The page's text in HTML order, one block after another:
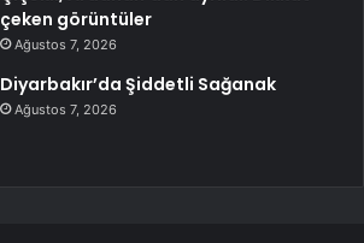
çeken görüntüler
Ağustos 7, 2026
Diyarbakır’da Şiddetli Sağanak
Ağustos 7, 2026